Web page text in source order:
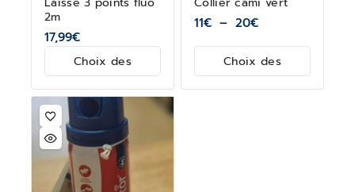
2m
17,99€
Choix des
11€ – 20€
Choix des